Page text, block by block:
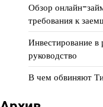
Обзор онлайн-
требования к
Инвестирование в
руководство
В чем обвиняют